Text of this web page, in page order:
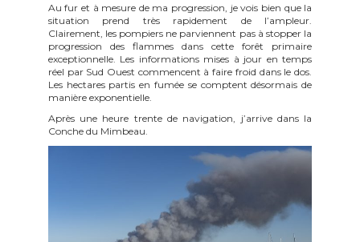
Au fur et à mesure de ma progression, je vois bien que la
situation prend très rapidement de l’ampleur.
Clairement, les pompiers ne parviennent pas à stopper la
progression des flammes dans cette forêt primaire
exceptionnelle. Les informations mises à jour en temps
réel par Sud Ouest commencent à faire froid dans le dos.
Les hectares partis en fumée se comptent désormais de
manière exponentielle.
Après une heure trente de navigation, j’arrive dans la
Conche du Mimbeau.